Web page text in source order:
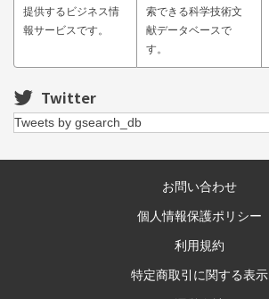
提供するビジネス情
報サービスです。
索できる科学技術文
献データベースで
す。
Twitter
Tweets by gsearch_db
お問い合わせ
個人情報保護ポリシー
利用規約
特定商取引に関する表示